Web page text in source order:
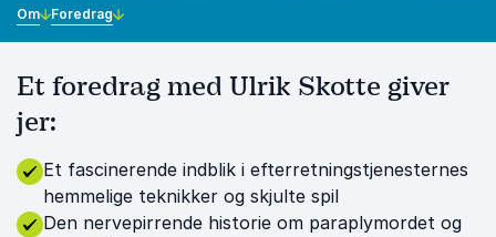
Om Foredrag
Et foredrag med Ulrik Skotte giver
jer:
Et fascinerende indblik i efterretningstjenesternes
hemmelige teknikker og skjulte spil
Den nervepirrende historie om paraplymordet og